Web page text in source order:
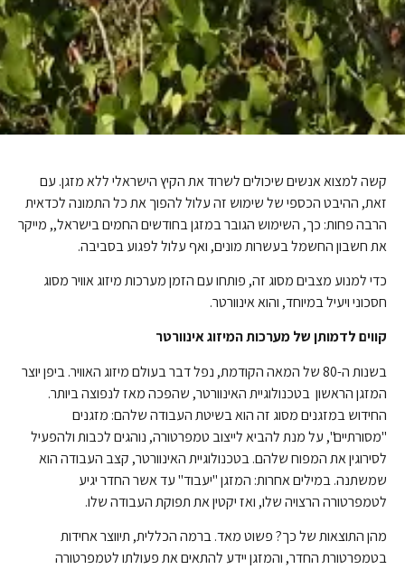
קשה למצוא אנשים שיכולים לשרוד את הקיץ הישראלי ללא מזגן. עם
זאת, ההיבט הכספי של שימוש זה עלול להפוך את כל התמונה לכדאית
הרבה פחות: כך, השימוש הגובר במזגן בחודשים החמים בישראל,, מייקר
את חשבון החשמל בעשרות מונים, ואף עלול לפגוע בסביבה.
כדי למנוע מצבים מסוג זה, פותחו עם הזמן מערכות מיזוג אוויר מסוג
חסכוני ויעיל במיוחד, והוא אינוורטר.
קווים לדמותן של מערכות המיזוג אינוורטר
בשנות ה-80 של המאה הקודמת, נפל דבר בעולם מיזוג האוויר. ביפן יוצר
המזגן הראשון בטכנולוגיית האינוורטר, שהפכה מאז לנפוצה ביותר.
החידוש במזגנים מסוג זה הוא בשיטת העבודה שלהם: מזגנים
"מסורתיים", על מנת להביא לייצוב טמפרטורה, נוהגים לכבות ולהפעיל
לסירוגין את המפוח שלהם. בטכנולוגיית האינוורטר, קצב העבודה הוא
שמשתנה. במילים אחרות: המזגן "יעבוד" עד אשר החדר יגיע
לטמפרטורה הרצויה שלו, ואז יקטין את תפוקת העבודה שלו.
מהן התוצאות של כך? פשוט מאד. ברמה הכללית, תיווצר אחידות
בטמפרטורת החדר, והמזגן יידע להתאים את פעולתו לטמפרטורה